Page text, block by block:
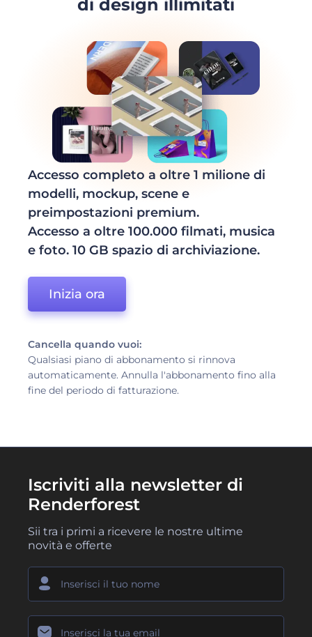
di design illimitati
Accesso completo a oltre 1 milione di
modelli, mockup, scene e
preimpostazioni premium.
Accesso a oltre 100.000 filmati, musica
e foto. 10 GB spazio di archiviazione.
Inizia ora
Cancella quando vuoi:
Qualsiasi piano di abbonamento si rinnova
automaticamente. Annulla l'abbonamento fino alla
fine del periodo di fatturazione.
Iscriviti alla newsletter di
Renderforest
Sii tra i primi a ricevere le nostre ultime
novità e offerte